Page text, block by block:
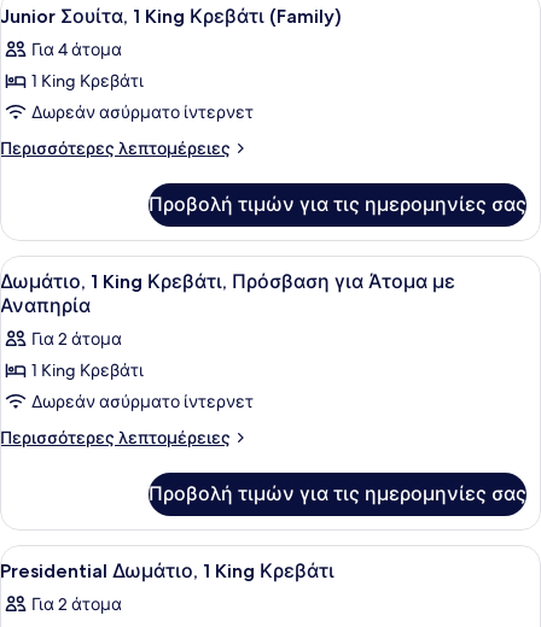
King
όλων
των
φωτογραφιών
για
Junior
King
Κρεβάτι
(Family)
25
Junior Σουίτα, 1 King Κρεβάτι (Family)
Για 4 άτομα
1 King Κρεβάτι
Δωρεάν ασύρματο ίντερνετ
Περισσότερες λεπτομέρειες
Περισσότερες
Σουίτα,
King
Κρεβάτι
(Family)
Προβολή τιμών για τις ημερομηνίες σας
Προβολή
όλων
των
φωτογραφιών
για
Δωμάτιο,
1
Πρόσβαση
για
Άτομα
με
Μίνι μπαρ, χρηματοκιβώτιο στο
20
Δωμάτιο, 1 King Κρεβάτι, Πρόσβαση για Άτομα με
Αναπηρία
Για 2 άτομα
1 King Κρεβάτι
Δωρεάν ασύρματο ίντερνετ
Περισσότερες λεπτομέρειες
Περισσότερες
1
King
Κρεβάτι,
για
Προβολή τιμών για τις ημερομηνίες σας
Προβολή
όλων
των
Ένας χώρος κουζίνας με μια
12
Presidential Δωμάτιο, 1 King Κρεβάτι
Για 2 άτομα